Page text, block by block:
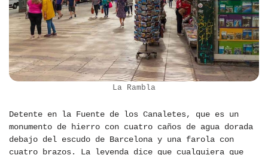
La Rambla
Detente en la Fuente de los Canaletes, que es un
monumento de hierro con cuatro caños de agua dorada
debajo del escudo de Barcelona y una farola con
cuatro brazos. La leyenda dice que cualquiera que